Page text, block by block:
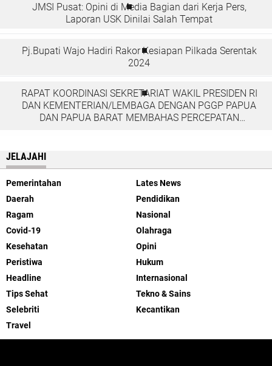
JMSI Pusat: Opini di Media Bagian dari Kerja Pers,
Laporan USK Dinilai Salah Tempat
Pj.Bupati Wajo Hadiri Rakor Kesiapan Pilkada Serentak
2024
RAPAT KOORDINASI SEKRETARIAT WAKIL PRESIDEN RI
DAN KEMENTERIAN/LEMBAGA DENGAN PGGP PAPUA
DAN PAPUA BARAT MEMBAHAS PERCEPATAN
JELAJAHI
Pemerintahan
Lates News
Daerah
Pendidikan
Ragam
Nasional
Covid-19
Olahraga
Kesehatan
Opini
Peristiwa
Hukum
Headline
Internasional
Tips Sehat
Tekno & Sains
Selebriti
Kecantikan
Travel